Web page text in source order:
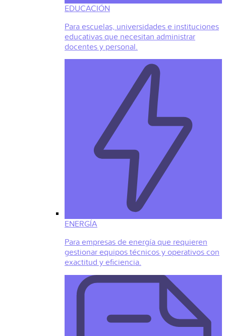
EDUCACIÓN
Para escuelas, universidades e instituciones
educativas que necesitan administrar
docentes y personal.
ENERGÍA
Para empresas de energía que requieren
gestionar equipos técnicos y operativos con
exactitud y eficiencia.